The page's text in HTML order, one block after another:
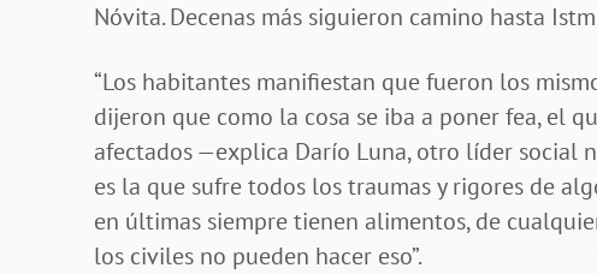
Nóvita. Decenas más siguieron camino hasta
“Los habitantes manifiestan que fueron los
dijeron que como la cosa se iba a poner fea, el
afectados —explica Darío Luna, otro líder social
es la que sufre todos los traumas y rigores de
en últimas siempre tienen alimentos, de
los civiles no pueden hacer eso”.